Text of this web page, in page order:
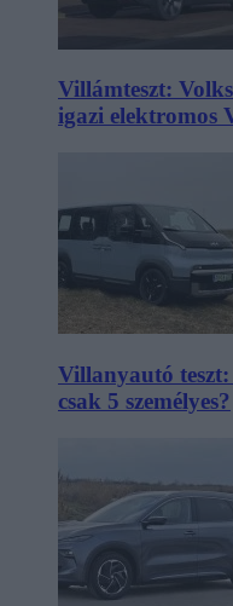
Villámteszt:
igazi elektromos
Villanyautó
csak 5 személyes?